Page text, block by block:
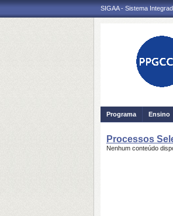
SIGAA - Sistema
Programa Ensino
Processos
Nenhum conteúdo